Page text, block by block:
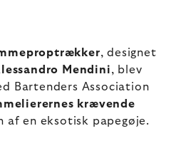
, designet
Mendini, blev
Bartenders Association
krævende
af en eksotisk papegøje.